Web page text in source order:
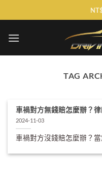
to
TAG
車禍對方無錢賠怎麼辦？
2024-11-03
車禍對方沒錢賠怎麼辦？